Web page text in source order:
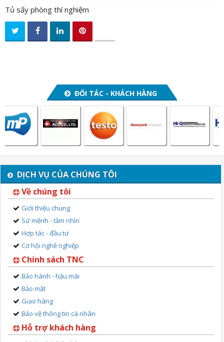
Tủ sấy phòng thí nghiệm
ĐỐI TÁC - KHÁCH HÀNG
DỊCH VỤ CỦA CHÚNG TÔI
Về chúng tôi
Giới thiệu chung
Sứ mệnh - tầm nhìn
Hợp tác - đầu tư
Cơ hội nghề nghiệp
Chính sách TNC
Bảo hành - hậu mãi
Bảo mật
Giao hàng
Bảo vệ thông tin cá nhân
Hỗ trợ khách hàng